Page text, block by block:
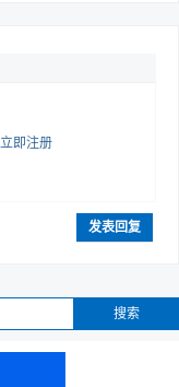
立即注册
发表回复
搜索